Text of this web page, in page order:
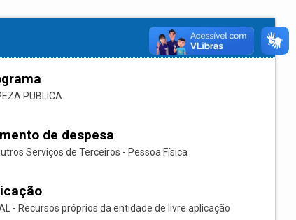
PUBLICA
de despesa
Serviços de Terceiros - Pessoa Física
- Recursos próprios da entidade de livre aplicação